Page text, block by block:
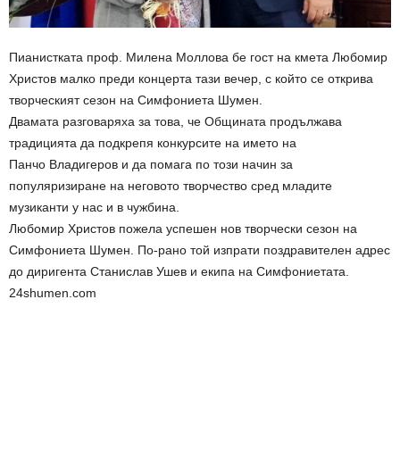
Пианистката проф. Милена Моллова бе гост на кмета Любомир
Христов малко преди концерта тази вечер, с който се открива
творческият сезон на Симфониета Шумен.
Двамата разговаряха за това, че Общината продължава
традицията да подкрепя конкурсите на името на
Панчо Владигеров и да помага по този начин за
популяризиране на неговото творчество сред младите
музиканти у нас и в чужбина.
Любомир Христов пожела успешен нов творчески сезон на
Симфониета Шумен. По-рано той изпрати поздравителен адрес
до диригента Станислав Ушев и екипа на Симфониетата.
24shumen.com